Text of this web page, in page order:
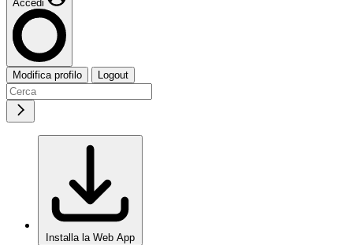
Accedi
Modifica profilo Logout
Installa la Web App